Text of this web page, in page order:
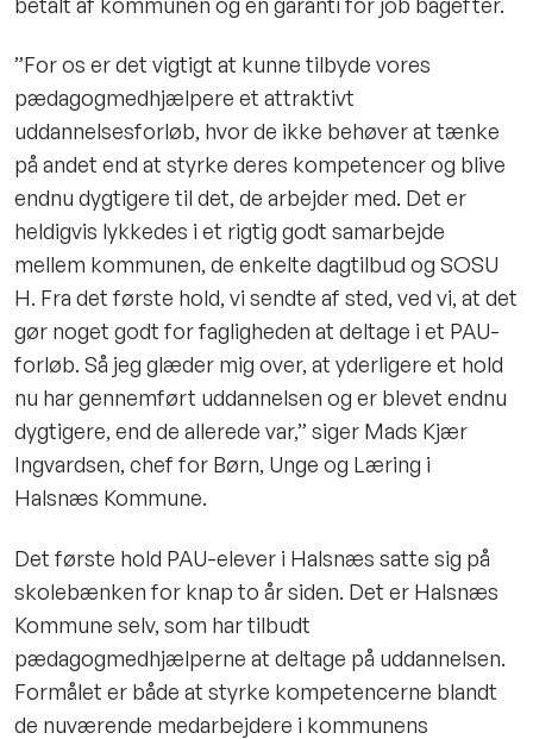
”For os er det vigtigt at kunne tilbyde vores
pædagogmedhjælpere et attraktivt
uddannelsesforløb, hvor de ikke behøver at tænke
på andet end at styrke deres kompetencer og blive
endnu dygtigere til det, de arbejder med. Det er
heldigvis lykkedes i et rigtig godt samarbejde
mellem kommunen, de enkelte dagtilbud og SOSU
H. Fra det første hold, vi sendte af sted, ved vi, at det
gør noget godt for fagligheden at deltage i et PAU-
forløb. Så jeg glæder mig over, at yderligere et hold
nu har gennemført uddannelsen og er blevet endnu
dygtigere, end de allerede var,” siger Mads Kjær
Ingvardsen, chef for Børn, Unge og Læring i
Halsnæs Kommune.
Det første hold PAU-elever i Halsnæs satte sig på
skolebænken for knap to år siden. Det er Halsnæs
Kommune selv, som har tilbudt
pædagogmedhjælperne at deltage på uddannelsen.
Formålet er både at styrke kompetencerne blandt
de nuværende medarbejdere i kommunens